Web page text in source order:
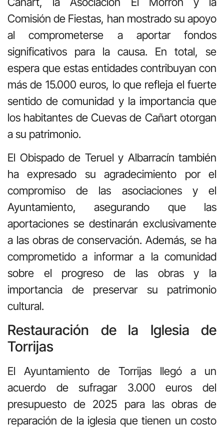
Comisión de Fiestas, han mostrado su apoyo
al comprometerse a aportar fondos
significativos para la causa. En total, se
espera que estas entidades contribuyan con
más de 15.000 euros, lo que refleja el fuerte
sentido de comunidad y la importancia que
los habitantes de Cuevas de Cañart otorgan
a su patrimonio.
El Obispado de Teruel y Albarracín también
ha expresado su agradecimiento por el
compromiso de las asociaciones y el
Ayuntamiento, asegurando que las
aportaciones se destinarán exclusivamente
a las obras de conservación. Además, se ha
comprometido a informar a la comunidad
sobre el progreso de las obras y la
importancia de preservar su patrimonio
cultural.
Restauración de la Iglesia de
Torrijas
El Ayuntamiento de Torrijas llegó a un
acuerdo de sufragar 3.000 euros del
presupuesto de 2025 para las obras de
reparación de la iglesia que tienen un costo